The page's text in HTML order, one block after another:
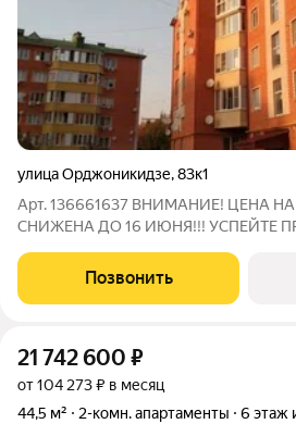
улица Орджоникидзе,83к1
Арт. 136661637 ВНИМАНИЕ! ЦЕНА
СНИЖЕНА ДО 16 ИЮНЯ!!! УСПЕЙТЕ
в курзоне Ессентуков по адресу:
Квартира расположена на комфортном
Позвонить
21 742 600 ₽
от 104 273 ₽ в месяц
44,5 м²
2-комн. апартаменты 6 этаж